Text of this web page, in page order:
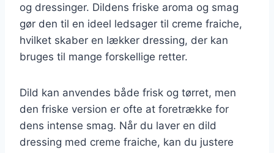
og dressinger. Dildens friske aroma og smag
gør den til en ideel ledsager til creme fraiche,
hvilket skaber en lækker dressing, der kan
bruges til mange forskellige retter.
Dild kan anvendes både frisk og tørret, men
den friske version er ofte at foretrække for
dens intense smag. Når du laver en dild
dressing med creme fraiche, kan du justere